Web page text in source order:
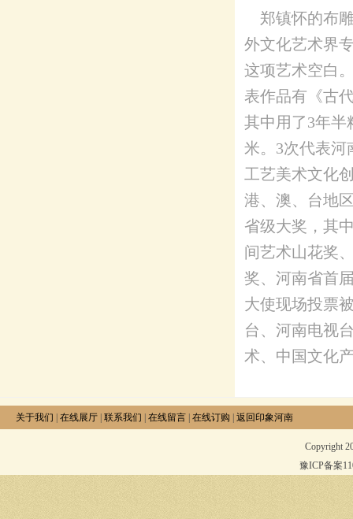
郑镇怀的布
外文化艺术界
这项艺术空白
表作品有《古
其中用了3年半
米。3次代表河
工艺美术文化
港、澳、台地
省级大奖，其
间艺术山花奖
奖、河南省首
大使现场投票
台、河南电视
术、中国文化
关于我们 在线展厅 联系我们 在线留言 在线订购 返回印象河南
Copyright
豫ICP备案